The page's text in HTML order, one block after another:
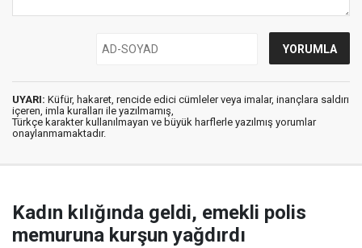
UYARI: Küfür, hakaret, rencide edici cümleler veya imalar, inançlara saldırı
içeren, imla kuralları ile yazılmamış,
Türkçe karakter kullanılmayan ve büyük harflerle yazılmış yorumlar
onaylanmamaktadır.
Kadın kılığında geldi, emekli polis
memuruna kurşun yağdırdı